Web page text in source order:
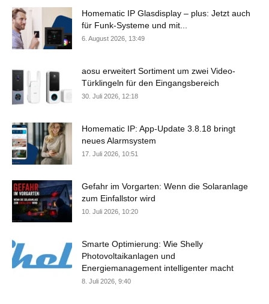
Homematic IP Glasdisplay – plus: Jetzt auch
für Funk-Systeme und mit...
6. August 2026, 13:49
aosu erweitert Sortiment um zwei Video-
Türklingeln für den Eingangsbereich
30. Juli 2026, 12:18
Homematic IP: App-Update 3.8.18 bringt
neues Alarmsystem
17. Juli 2026, 10:51
Gefahr im Vorgarten: Wenn die Solaranlage
zum Einfallstor wird
10. Juli 2026, 10:20
Smarte Optimierung: Wie Shelly
Photovoltaikanlagen und
Energiemanagement intelligenter macht
8. Juli 2026, 9:40